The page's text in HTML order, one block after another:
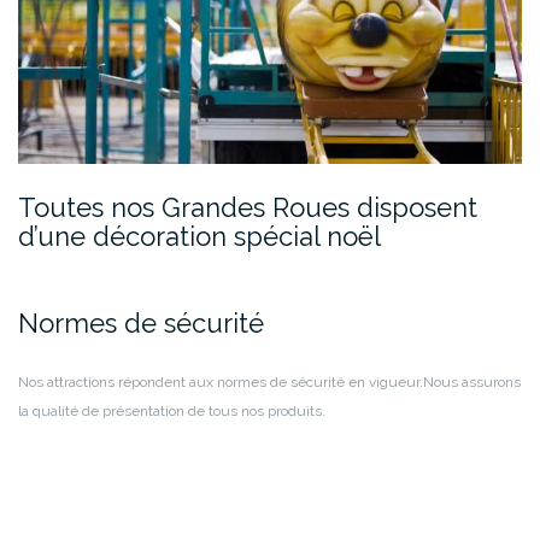
Toutes nos Grandes Roues disposent
d’une décoration spécial noël
Normes de sécurité
Nos attractions répondent aux normes de sécurité en vigueur. Nous assurons
la qualité de présentation de tous nos produits.